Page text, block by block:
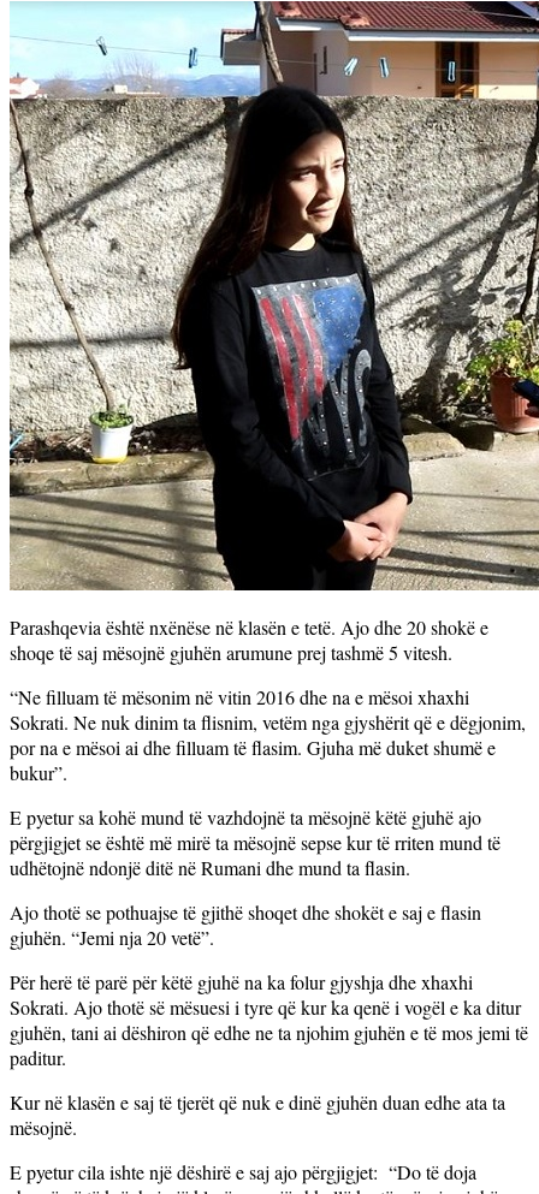
Parashqevia është nxënëse në klasën e tetë. Ajo dhe 20 shokë e
shoqe të saj mësojnë gjuhën arumune prej tashmë 5 vitesh.
“Ne filluam të mësonim në vitin 2016 dhe na e mësoi xhaxhi
Sokrati. Ne nuk dinim ta flisnim, vetëm nga gjyshërit që e dëgjonim,
por na e mësoi ai dhe filluam të flasim. Gjuha më duket shumë e
bukur”.
E pyetur sa kohë mund të vazhdojnë ta mësojnë këtë gjuhë ajo
përgjigjet se është më mirë ta mësojnë sepse kur të rriten mund të
udhëtojnë ndonjë ditë në Rumani dhe mund ta flasin.
Ajo thotë se pothuajse të gjithë shoqet dhe shokët e saj e flasin
gjuhën. “Jemi nja 20 vetë”.
Për herë të parë për këtë gjuhë na ka folur gjyshja dhe xhaxhi
Sokrati. Ajo thotë së mësuesi i tyre që kur ka qenë i vogël e ka ditur
gjuhën, tani ai dëshiron që edhe ne ta njohim gjuhën e të mos jemi të
paditur.
Kur në klasën e saj të tjerët që nuk e dinë gjuhën duan edhe ata ta
mësojnë.
E pyetur cila ishte një dëshirë e saj ajo përgjigjet: “Do të doja